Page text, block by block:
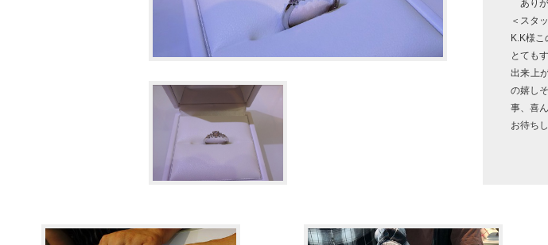
ありが
＜スタ
K.K様こ
とても
出来上
の嬉し
事、喜
お待ち